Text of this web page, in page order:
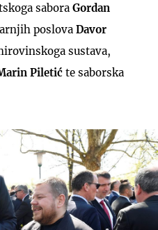
sabora Gordan
poslova Davor
sustava,
Piletić te saborska